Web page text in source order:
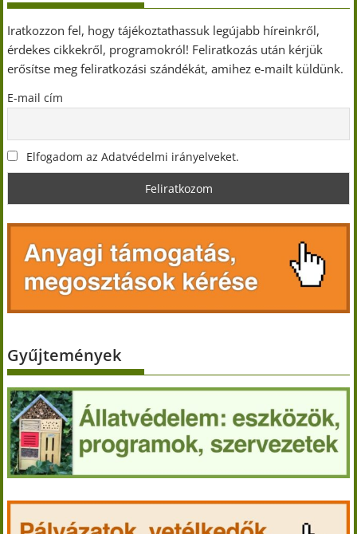
Iratkozzon fel, hogy tájékoztathassuk legújabb híreinkről,
érdekes cikkekről, programokról! Feliratkozás után kérjük
erősítse meg feliratkozási szándékát, amihez e-mailt küldünk.
E-mail cím
Elfogadom az Adatvédelmi irányelveket.
Gyűjtemények